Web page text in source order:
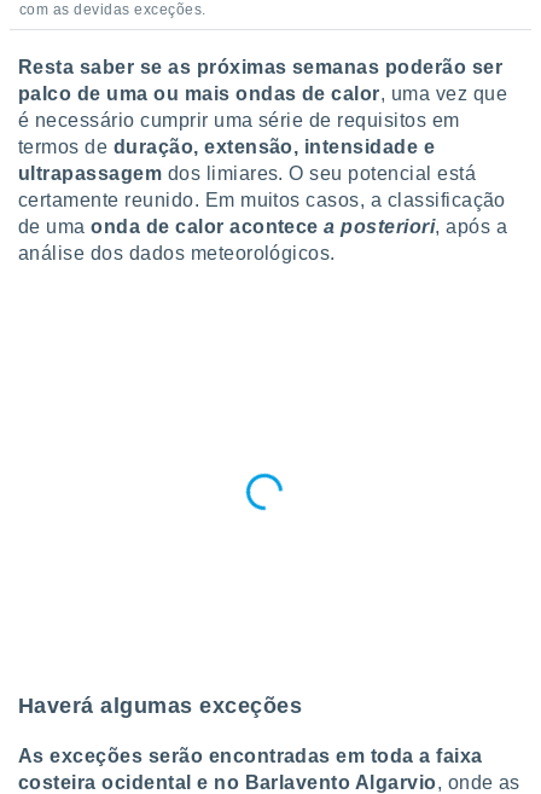
com as devidas exceções.
Resta saber se as próximas semanas poderão ser
palco de uma ou mais ondas de calor, uma vez que
é necessário cumprir uma série de requisitos em
termos de duração, extensão, intensidade e
ultrapassagem dos limiares. O seu potencial está
certamente reunido. Em muitos casos, a classificação
de umaonda de calor acontecea posteriori, após a
análise dos dados meteorológicos.
Haverá algumas exceções
As exceções serão encontradas em toda a faixa
costeira ocidental e no Barlavento Algarvio, onde as